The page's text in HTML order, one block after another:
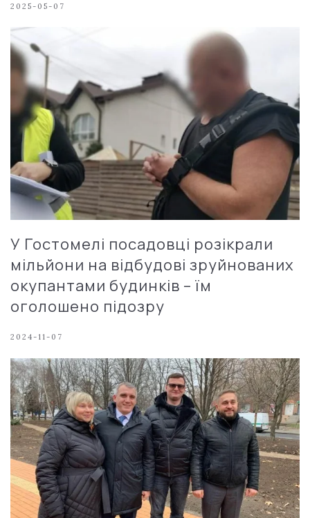
2025-05-07
У Гостомелі посадовці розікрали
мільйони на відбудові зруйнованих
окупантами будинків – їм
оголошено підозру
2024-11-07